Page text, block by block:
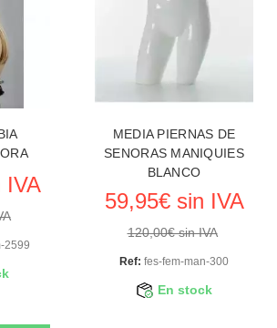
IVA
2599
MEDIA PIERNAS DE
SENORAS MANIQUIES
BLANCO
59,95€ sin IVA
120,00€ sin IVA
Ref: fes-fem-man-300
En stock